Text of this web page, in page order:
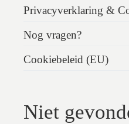
Privacyverklaring &
Nog vragen?
Cookiebeleid (EU)
Niet